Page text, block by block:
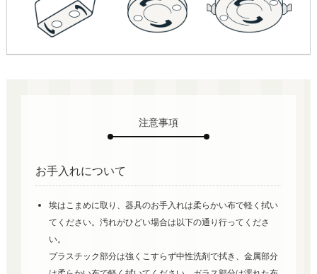
注意事項
お手入れについて
埃はこまめに取り、器具のお手入れは柔らかい布で軽く拭い
てください。汚れがひどい場合は以下の通り行ってくださ
い。
プラスチック部分は強くこすらず中性洗剤で拭き、金属部分